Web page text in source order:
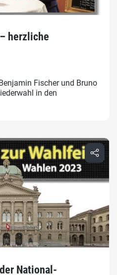
herzliche
Fischer und Bruno
in den
National-